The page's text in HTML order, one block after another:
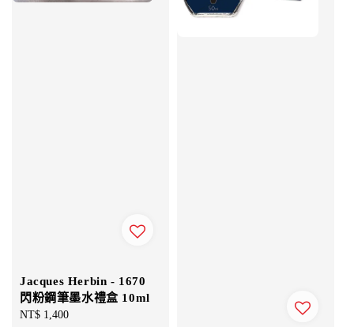
Jacques Herbin - 1670
閃粉鋼筆墨水禮盒 10ml
Regular
NT$ 1,400